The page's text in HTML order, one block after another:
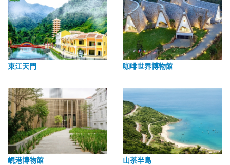
東江天門 咖啡世界博物館
峴港博物館 山茶半島